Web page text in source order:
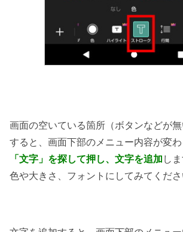
画面の空いている箇所（ボタンなどが
すると、画面下部のメニュー内容が変
「文字」を探して押し、文字を追加 し
色や大きさ、フォントにしてみてくださ